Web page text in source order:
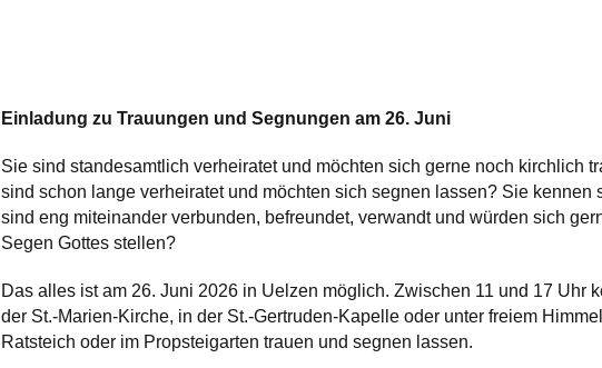
Einladung zu Trauungen und Segnungen am 26. Juni
Sie sind standesamtlich verheiratet und möchten sich gerne noch kirchlich
sind schon lange verheiratet und möchten sich segnen lassen? Sie kennen
sind eng miteinander verbunden, befreundet, verwandt und würden sich
Segen Gottes stellen?
Das alles ist am 26. Juni 2026 in Uelzen möglich. Zwischen 11 und 17 Uhr
der St.-Marien-Kirche, in der St.-Gertruden-Kapelle oder unter freiem
Ratsteich oder im Propsteigarten trauen und segnen lassen.